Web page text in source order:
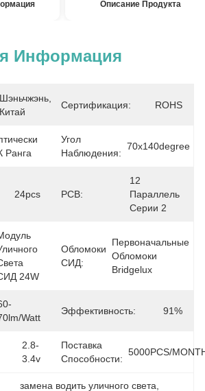
Описание Продукта
Информация
Шэньчжэнь,
Китай
Сертификация: ROHS
Ранга
Угол
Наблюдения:
70x140degree
24pcs PCB:
12
Параллель
Серии 2
24W
Обломоки
СИД:
Первоначальные
Обломоки
Bridgelux
watt
Эффективность: 91%
2.8-
3.4v
Поставка
Способности:
5000PCS/
замена водить уличного света